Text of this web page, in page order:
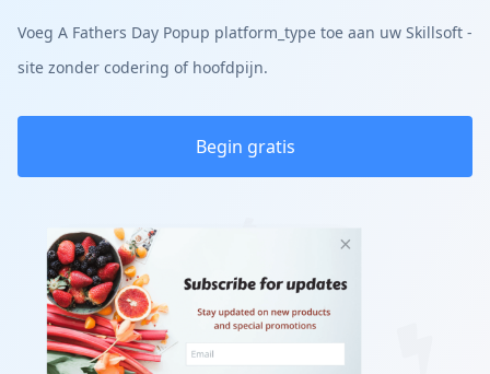
Voeg A Fathers Day Popup platform_type toe aan uw Skillsoft -
site zonder codering of hoofdpijn.
Begin gratis